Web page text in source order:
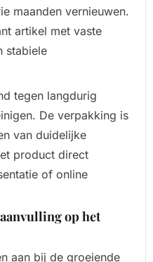
maanden vernieuwen.
artikel met vaste
stabiele
tegen langdurig
De verpakking is
van duidelijke
product direct
of online
op het
aan bij de groeiende